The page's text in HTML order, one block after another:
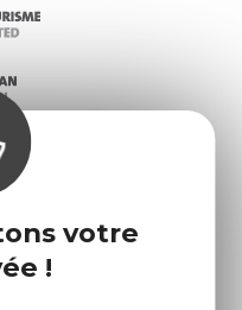
votre
!